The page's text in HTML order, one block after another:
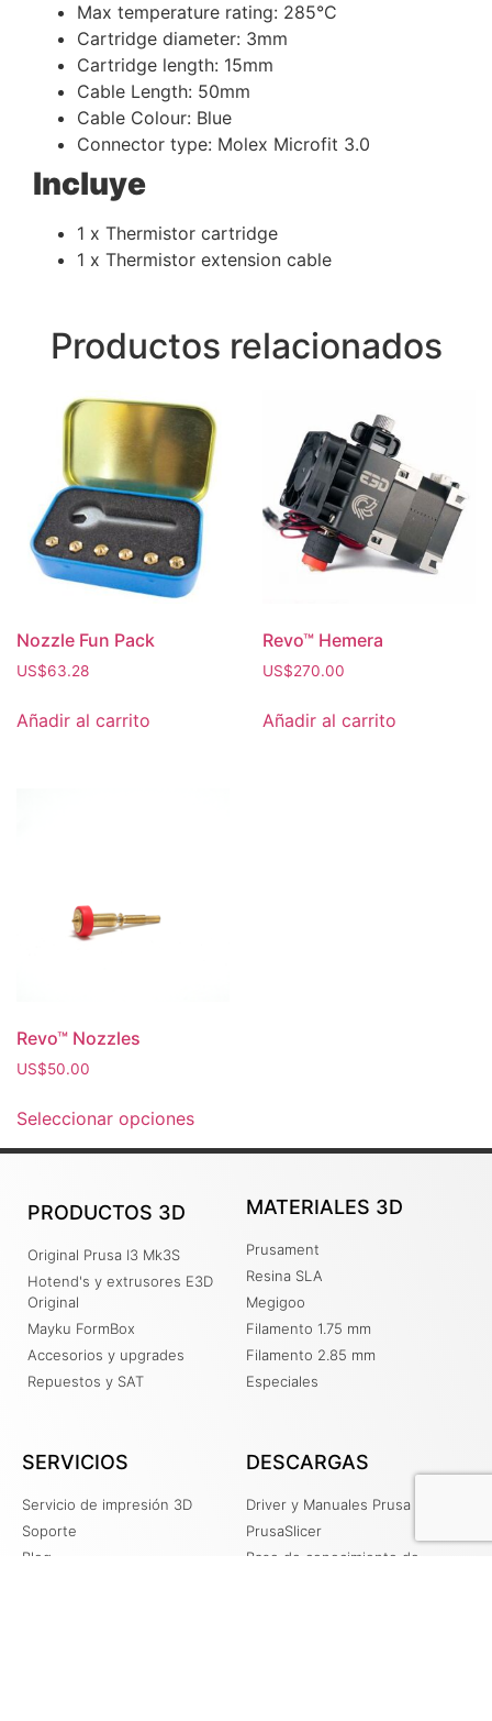
Max temperature rating: 285°C
Cartridge diameter: 3mm
Cartridge length: 15mm
Cable Length: 50mm
Cable Colour: Blue
Connector type: Molex Microfit 3.0
Incluye
1 x Thermistor cartridge
1 x Thermistor extension cable
Productos relacionados
Nozzle Fun Pack
US$63.28
Añadir al carrito
Revo™ Hemera
US$270.00
Añadir al carrito
Revo™ Nozzles
US$50.00
Seleccionar opciones
PRODUCTOS 3D
Original Prusa I3 Mk3S
Hotend's y extrusores E3D
Original
Mayku FormBox
Accesorios y upgrades
Repuestos y SAT
MATERIALES 3D
Prusament
Resina SLA
Megigoo
Filamento 1.75 mm
Filamento 2.85 mm
Especiales
SERVICIOS
Servicio de impresión 3D
Soporte
Blog
DESCARGAS
Driver y Manuales Prusa
PrusaSlicer
Base de conocimiento de